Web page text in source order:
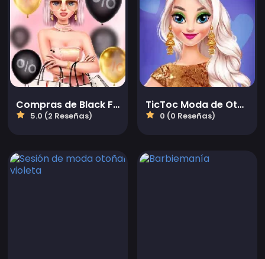
Compras de Black Friday de las mejores amigas
5.0 (2 Reseñas)
TicToc Moda de Otoño
0 (0 Reseñas)